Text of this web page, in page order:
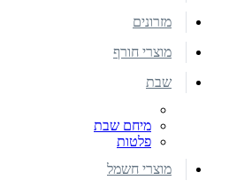
מזרונים
מוצרי חורף
שבת
מיחם שבת
פלטות
מוצרי חשמל